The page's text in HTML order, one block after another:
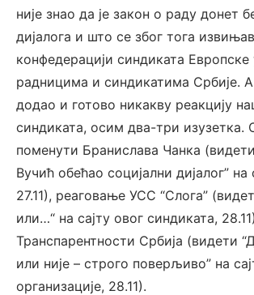
није знао да је закон о раду донет
дијалога и што се због тога
конфедерацији синдиката Европске
радницима и синдикатима Србије.
додао и готово никакву реакцију
синдиката, осим два-три изузетка.
поменути Бранислава Чанка
Вучић обећао социјални дијалог”
27.11), реаговање УСС “Слога”
или…“ на сајту овог синдиката,
Транспарентности Србија (видети
или није – строго поверљиво” на
организације, 28.11).